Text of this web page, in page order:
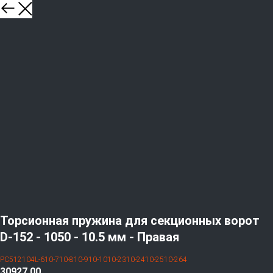
Торсионная пружина для секционных ворот
D-152 - 1050 - 10.5 мм - Правая
PC512104L-610-710-810-910-1010-2310-2410-2510-264